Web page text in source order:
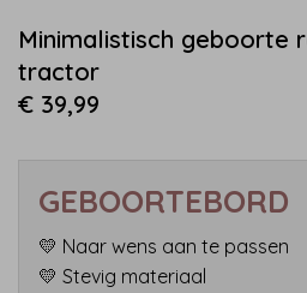
Minimalistisch geboorte
tractor
€ 39,99
GEBOORTEBORD
💛 Naar wens aan te passen
💛 Stevig materiaal